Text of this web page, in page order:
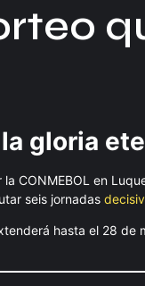
gloria
CONMEBOL en
seis jornadas
hasta el 28 de